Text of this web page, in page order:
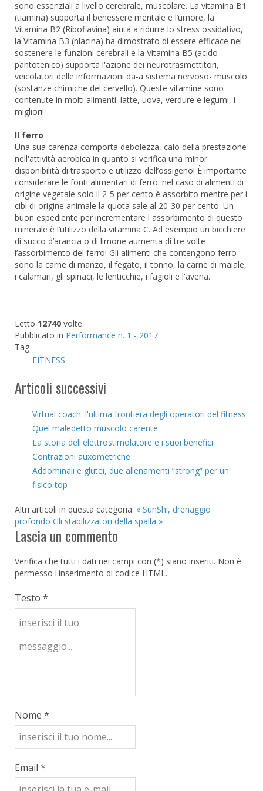
sono essenziali a livello cerebrale, muscolare. La vitamina B1
(tiamina) supporta il benessere mentale e l’umore, la
Vitamina B2 (Riboflavina) aiuta a ridurre lo stress ossidativo,
la Vitamina B3 (niacina) ha dimostrato di essere efficace nel
sostenere le funzioni cerebrali e la Vitamina B5 (acido
pantotenico) supporta l'azione dei neurotrasmettitori,
veicolatori delle informazioni da-a sistema nervoso- muscolo
(sostanze chimiche del cervello). Queste vitamine sono
contenute in molti alimenti: latte, uova, verdure e legumi, i
migliori!
Il ferro
Una sua carenza comporta debolezza, calo della prestazione
nell'attività aerobica in quanto si verifica una minor
disponibilità di trasporto e utilizzo dell’ossigeno! È importante
considerare le fonti alimentari di ferro: nel caso di alimenti di
origine vegetale solo il 2-5 per cento è assorbito mentre per i
cibi di origine animale la quota sale al 20-30 per cento. Un
buon espediente per incrementare l assorbimento di questo
minerale è l’utilizzo della vitamina C. Ad esempio un bicchiere
di succo d’arancia o di limone aumenta di tre volte
l’assorbimento del ferro! Gli alimenti che contengono ferro
sono la carne di manzo, il fegato, il tonno, la carne di maiale,
i calamari, gli spinaci, le lenticchie, i fagioli e l'avena.
Letto 12740 volte
Pubblicato in Performance n. 1 - 2017
Tag
FITNESS
Articoli successivi
Virtual coach: l'ultima frontiera degli operatori del fitness
Quel maledetto muscolo carente
La storia dell'elettrostimolatore e i suoi benefici
Contrazioni auxometriche
Addominali e glutei, due allenamenti “strong” per un
fisico top
Altri articoli in questa categoria: « SunShi, drenaggio
profondo Gli stabilizzatori della spalla »
Lascia un commento
Verifica che tutti i dati nei campi con (*) siano inseriti. Non è
permesso l'inserimento di codice HTML.
Testo *
Nome *
Email *